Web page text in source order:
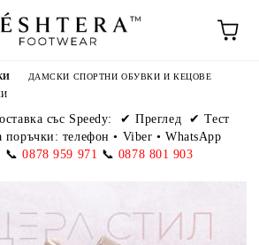
ДАМСКИ СПОРТНИ ОБУВКИ И КЕЦОВЕ
със Speedy:
✔ Преглед ✔ Тест
поръчки: телефон• Viber • WhatsApp
📞 0878 959 971 📞 0878 801 903